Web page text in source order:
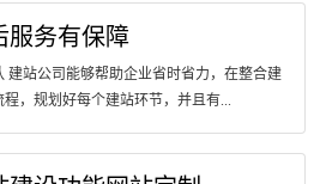
服务有保障
建站公司能够帮助企业省时省力，在整合建
，规划好每个建站环节，并且有...